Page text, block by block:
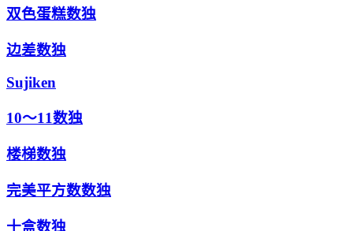
双色蛋糕数独
边差数独
Sujiken
10～11数独
楼梯数独
完美平方数数独
十盒数独